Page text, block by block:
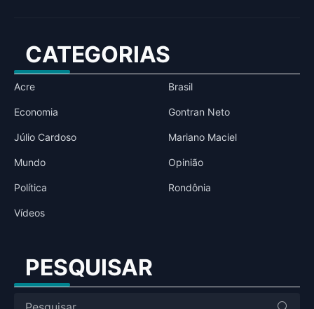
CATEGORIAS
Acre Brasil
Economia Gontran Neto
Júlio Cardoso Mariano Maciel
Mundo Opinião
Política Rondônia
Vídeos
PESQUISAR